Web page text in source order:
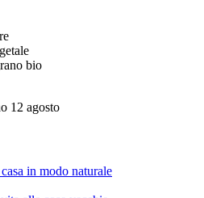
bio
12 agosto
in modo naturale